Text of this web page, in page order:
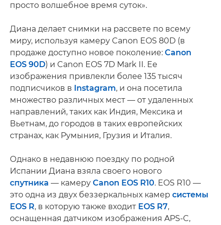
просто волшебное время суток».
Диана делает снимки на рассвете по всему
миру, используя камеру Canon EOS 80D (в
продаже доступно новое поколение: Canon
EOS 90D) и Canon EOS 7D Mark II. Ее
изображения привлекли более 135 тысяч
подписчиков в Instagram, и она посетила
множество различных мест — от удаленных
направлений, таких как Индия, Мексика и
Вьетнам, до городов в таких европейских
странах, как Румыния, Грузия и Италия.
Однако в недавнюю поездку по родной
Испании Диана взяла своего нового
спутника — камеру Canon EOS R10. EOS R10 —
это одна из двух беззеркальных камер системы
EOS R, в которую также входит EOS R7,
оснащенная датчиком изображения APS-C,